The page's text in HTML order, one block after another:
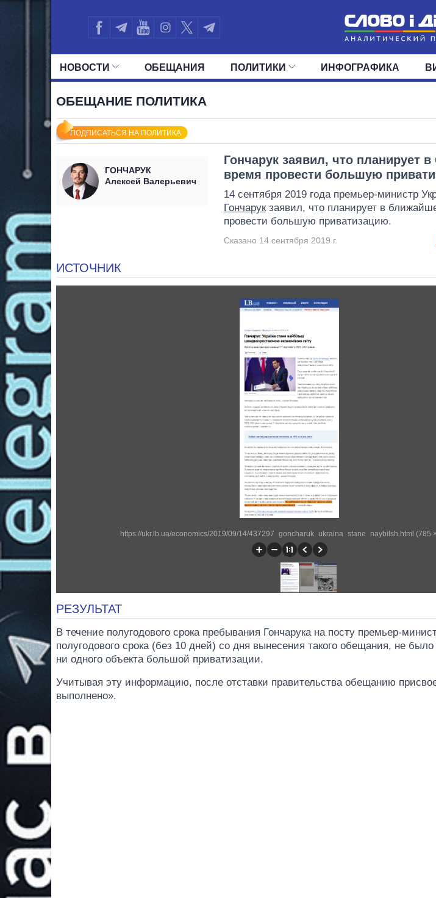
НОВОСТИ ОБЕЩАНИЯ ПОЛИТИКИ ИНФОГРАФИКА
ОБЕЩАНИЕ ПОЛИТИКА
ПОДПИСАТЬСЯ НА ПОЛИТИКА
ГОНЧАРУК
Алексей Валерьевич
Гончарук заявил, что планирует
время провести большую
14 сентября 2019 года премьер-министр
Гончарукзаявил, что планирует в
провести большую приватизацию.
Сказано 14 сентября 2019 г.
ИСТОЧНИК
https://ukr.lb.ua/economics/2019/09/14/437297_goncharuk_ukraina_stane_naybilsh.html (785
РЕЗУЛЬТАТ
В течение полугодового срока пребывания Гончарука на посту премьер-
полугодового срока (без 10 дней) со дня вынесения такого обещания, не
ни одного объекта большой приватизации.
Учитывая эту информацию, после отставки правительства обещанию
выполнено».